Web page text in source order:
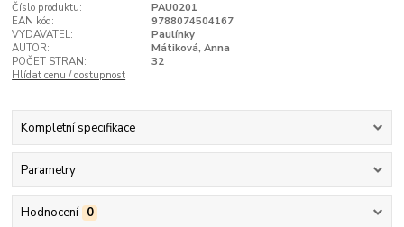
Číslo produktu:
PAU0201
EAN kód:
9788074504167
VYDAVATEL:
Paulínky
AUTOR:
Mátiková, Anna
POČET STRAN:
32
Hlídat cenu / dostupnost
Kompletní specifikace
Parametry
Hodnocení 0